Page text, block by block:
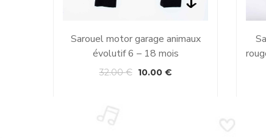
Sarouel motor garage animaux
évolutif 6 – 18 mois
32.00€ 10.00 €